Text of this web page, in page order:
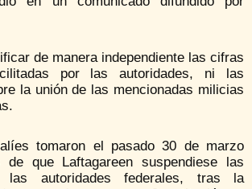
de manera independiente las cifras
por las autoridades, ni las
la unión de las mencionadas milicias
tomaron el pasado 30 de marzo
de que Laftagareen suspendiese las
las autoridades federales, tras la